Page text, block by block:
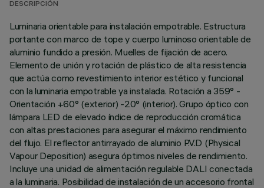
DESCRIPCIÓN
Luminaria orientable para instalación empotrable. Estructura
portante con marco de tope y cuerpo luminoso orientable de
aluminio fundido a presión. Muelles de fijación de acero.
Elemento de unión y rotación de plástico de alta resistencia
que actúa como revestimiento interior estético y funcional
con la luminaria empotrable ya instalada. Rotación a 359° -
Orientación +60° (exterior) -20° (interior). Grupo óptico con
lámpara LED de elevado índice de reproducción cromática
con altas prestaciones para asegurar el máximo rendimiento
del flujo. El reflector antirrayado de aluminio P.V.D (Physical
Vapour Deposition) asegura óptimos niveles de rendimiento.
Incluye una unidad de alimentación regulable DALI conectada
a la luminaria. Posibilidad de instalación de un accesorio frontal